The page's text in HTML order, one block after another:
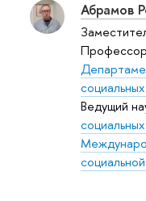
Абрамов
Ведущий